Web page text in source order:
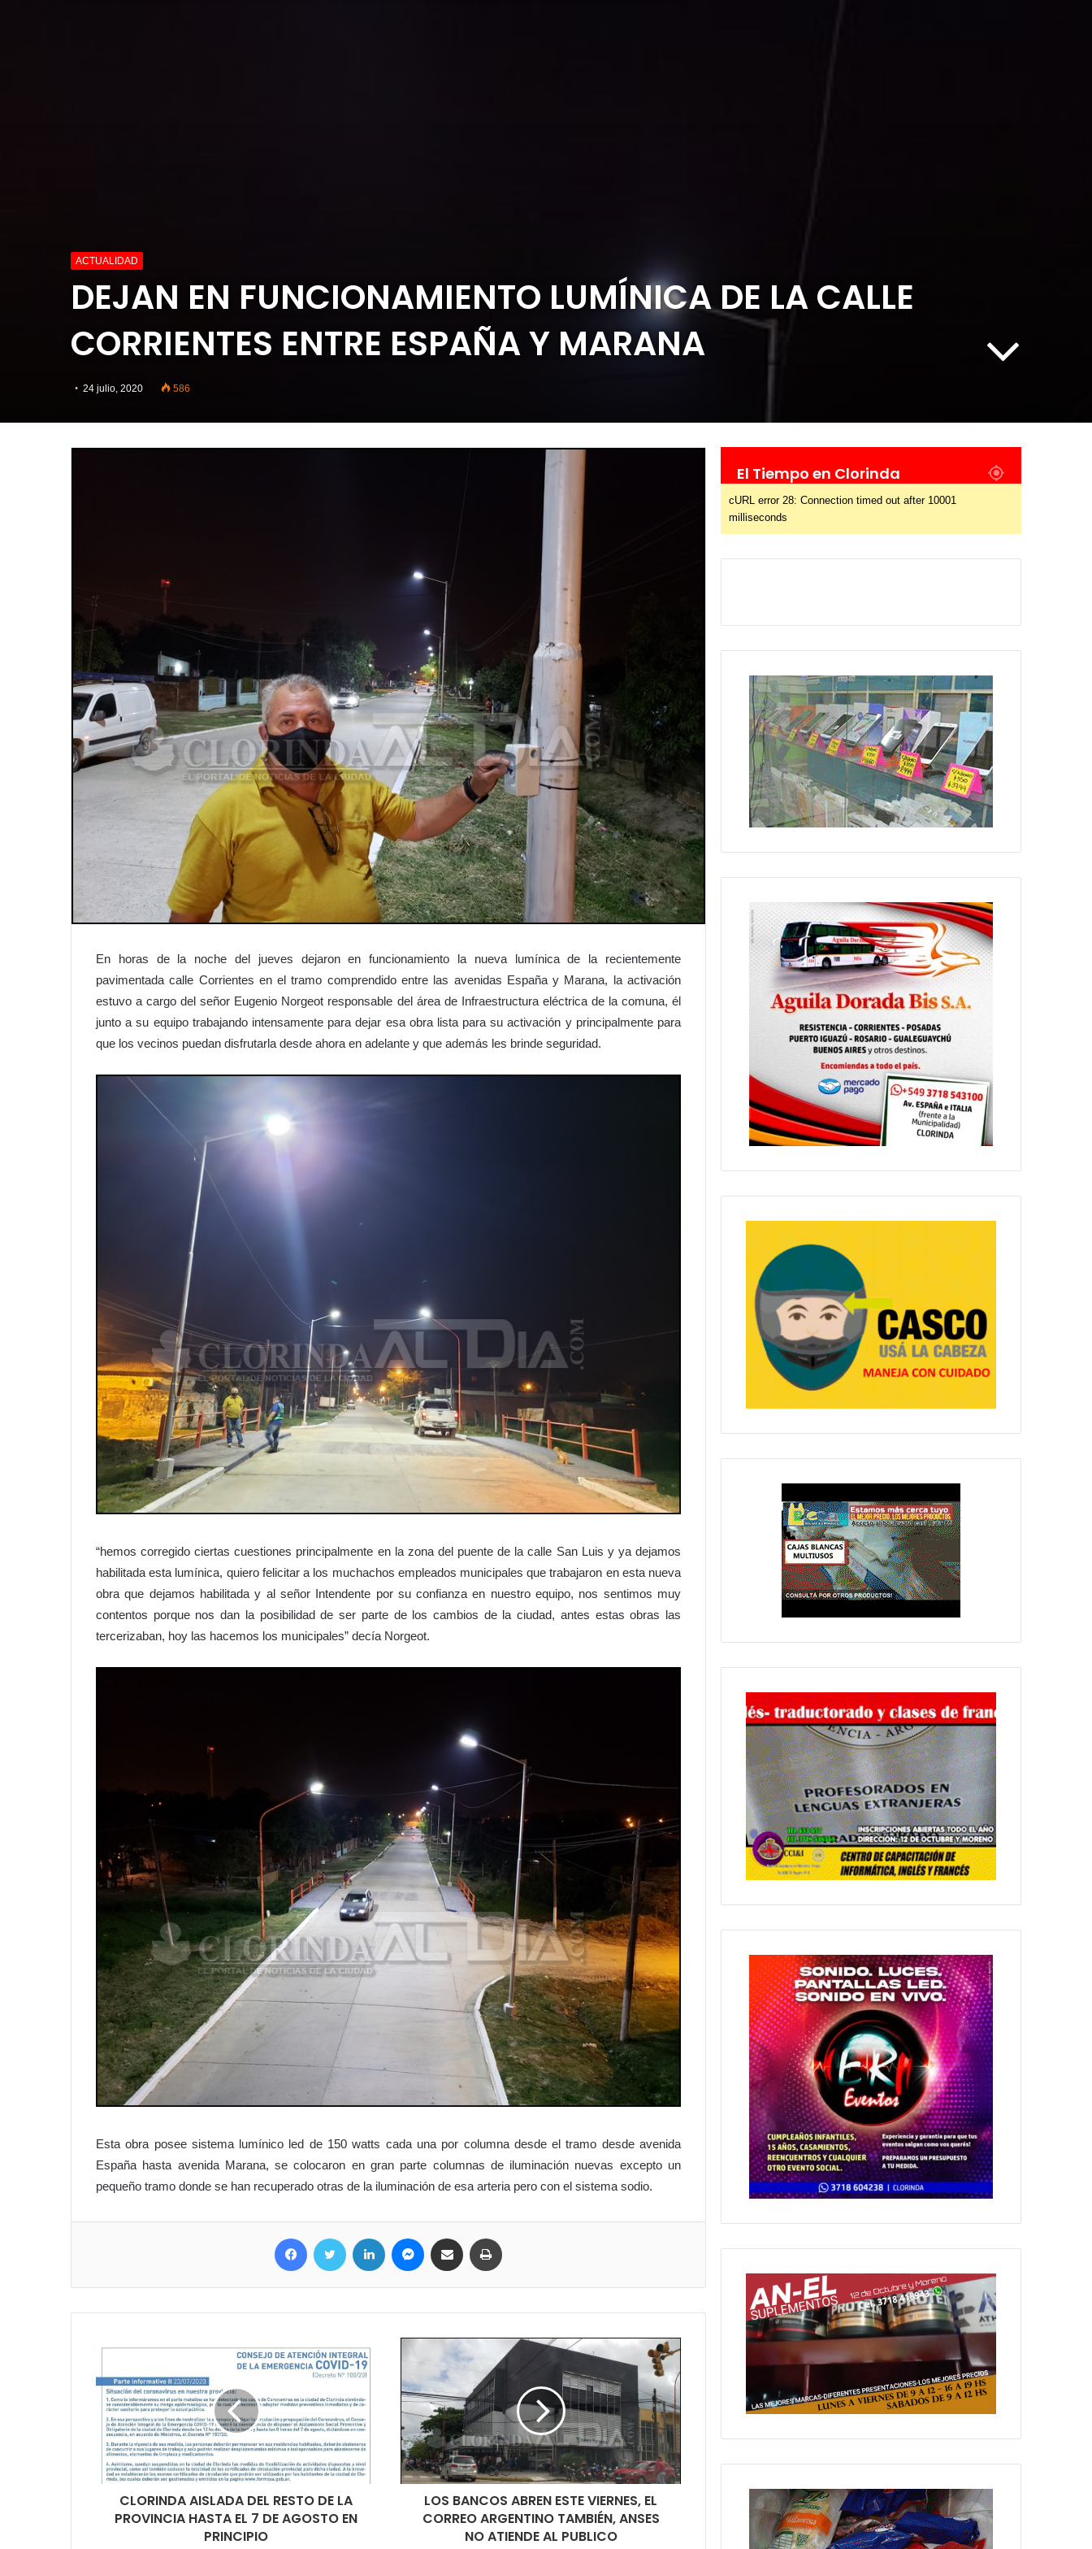
ACTUALIDAD
DEJAN EN FUNCIONAMIENTO LUMÍNICA DE LA CALLE
CORRIENTES ENTRE ESPAÑA Y MARANA
24 julio, 2020 586
En horas de la noche del jueves dejaron en funcionamiento la nueva lumínica de la recientemente
pavimentada calle Corrientes en el tramo comprendido entre las avenidas España y Marana, la activación
estuvo a cargo del señor Eugenio Norgeot responsable del área de Infraestructura eléctrica de la comuna, él
junto a su equipo trabajando intensamente para dejar esa obra lista para su activación y principalmente para
que los vecinos puedan disfrutarla desde ahora en adelante y que además les brinde seguridad.
“hemos corregido ciertas cuestiones principalmente en la zona del puente de la calle San Luis y ya dejamos
habilitada esta lumínica, quiero felicitar a los muchachos empleados municipales que trabajaron en esta nueva
obra que dejamos habilitada y al señor Intendente por su confianza en nuestro equipo, nos sentimos muy
contentos porque nos dan la posibilidad de ser parte de los cambios de la ciudad, antes estas obras las
tercerizaban, hoy las hacemos los municipales” decía Norgeot.
Esta obra posee sistema lumínico led de 150 watts cada una por columna desde el tramo desde avenida
España hasta avenida Marana, se colocaron en gran parte columnas de iluminación nuevas excepto un
pequeño tramo donde se han recuperado otras de la iluminación de esa arteria pero con el sistema sodio.
CLORINDA AISLADA DEL RESTO DE LA
PROVINCIA HASTA EL 7 DE AGOSTO EN
PRINCIPIO
LOS BANCOS ABREN ESTE VIERNES, EL
CORREO ARGENTINO TAMBIÉN, ANSES
NO ATIENDE AL PUBLICO
El Tiempo en Clorinda
cURL error 28: Connection timed out after 10001
milliseconds